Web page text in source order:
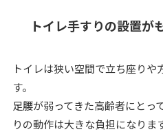
トイレ手すりの設置が
トイレは狭い空間で立ち座り
す。
足腰が弱ってきた高齢者にとっ
りの動作は大きな負担になりま